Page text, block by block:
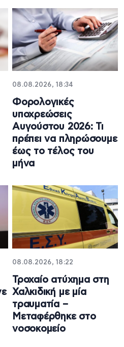
08.08.2026, 18:34
Φορολογικές
υποχρεώσεις
Αυγούστου 2026: Τι
πρέπει να πληρώσουμε
έως το τέλος του
μήνα
08.08.2026, 18:22
Τροχαίο ατύχημα στη
Χαλκιδική με μία
τραυματία –
Μεταφέρθηκε στο
νοσοκομείο